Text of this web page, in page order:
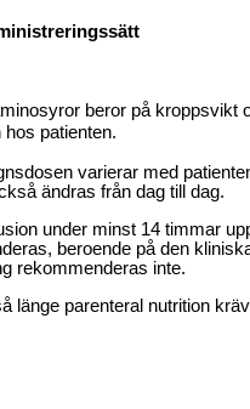
beror på kroppsvikt
patienten.
varierar med
ändras från dag till dag.
under minst 14 timmar
beroende på den
rekommenderas inte.
länge parenteral nutrition